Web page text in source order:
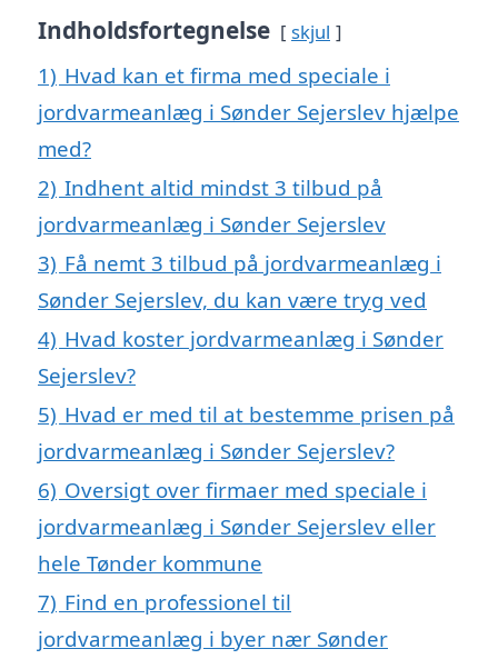
Indholdsfortegnelse skjul
1) Hvad kan et firma med speciale i
jordvarmeanlæg i Sønder Sejerslev hjælpe
med?
2) Indhent altid mindst 3 tilbud på
jordvarmeanlæg i Sønder Sejerslev
3) Få nemt 3 tilbud på jordvarmeanlæg i
Sønder Sejerslev, du kan være tryg ved
4) Hvad koster jordvarmeanlæg i Sønder
Sejerslev?
5) Hvad er med til at bestemme prisen på
jordvarmeanlæg i Sønder Sejerslev?
6) Oversigt over firmaer med speciale i
jordvarmeanlæg i Sønder Sejerslev eller
hele Tønder kommune
7) Find en professionel til
jordvarmeanlæg i byer nær Sønder